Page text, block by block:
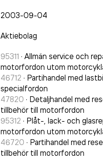
2003-09-04
Aktiebolag
95311 · Allmän service och
motorfordon utom
46712 · Partihandel med
specialfordon
47820 · Detaljhandel med
tillbehör till motorfordon
95312 · Plåt-, lack- och
motorfordon utom
46720 · Partihandel med
tillbehör till motorfordon